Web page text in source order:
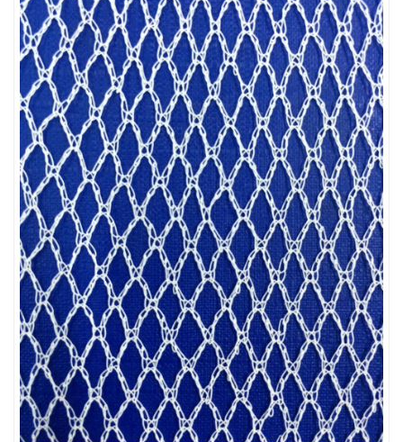
LƯỚI CHE NẮNG
LƯỚI CHẮN GIÓ
LƯỚI CHẮN CÔN TRÙNG